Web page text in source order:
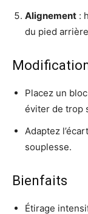
Alignement :
du pied
Placez un
éviter de trop
Adaptez
souplesse.
Bienfaits
Étirage